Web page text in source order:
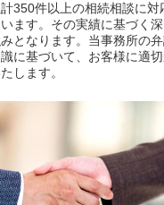
350件以上の相続相談に対
ます。その実績に基づく
となります。当事務所の
に基づいて、お客様に適
します。